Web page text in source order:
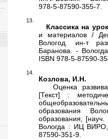
978-5-87590-355-7.
Классика на
и материалов /
Вологод. ин-т
Баранова. -
ISBN 978-5-87590-
Козлова, И.Н.
Оценка
[Текст] :
образования
образования;
Вологда : ИЦ
87590-351-9.